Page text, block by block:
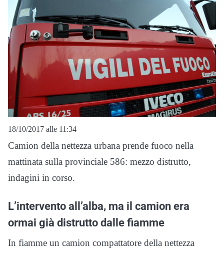
18/10/2017 alle 11:34
Camion della nettezza urbana prende fuoco nella
mattinata sulla provinciale 586: mezzo distrutto,
indagini in corso.
L’intervento all’alba, ma il camion era
ormai già distrutto dalle fiamme
In fiamme un camion compattatore della nettezza